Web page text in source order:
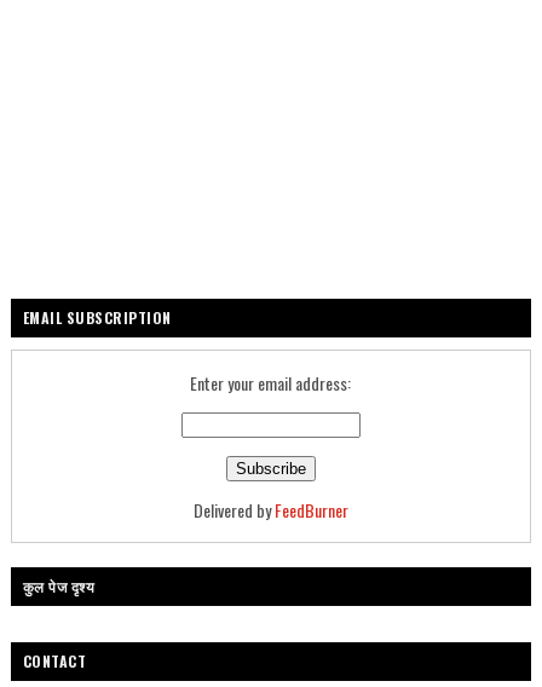
EMAIL SUBSCRIPTION
Enter your email address:
Delivered byFeedBurner
कुल पेज दृश्य
CONTACT